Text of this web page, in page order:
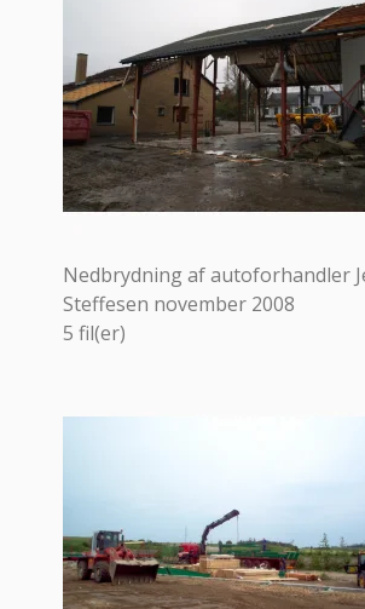
Nedbrydning af autoforhandler
Steffesen november 2008
5 fil(er)